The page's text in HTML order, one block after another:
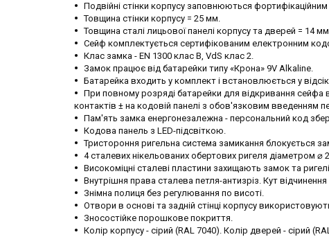
Подвійні стінки корпусу заповнюються
Товщина стінки корпусу = 25 мм.
Товщина сталі лицьової панелі корпусу та дверей = 14
Сейф комплектується сертифікованим електронним
Клас замка - EN 1300 клас B, VdS клас 2.
Замок працює від батарейки типу «Крона» 9V Alkaline.
Батарейка входить у комплект і встановлюється у
При повному розряді батарейки для відкривання сейфа
контактів ± на кодовій панелі з обов'язковим введенням
Пам'ять замка енергонезалежна - персональний код
Кодова панель з LED-підсвіткою.
Тристороння ригельна система замикання
4 сталевих нікельованих обертових ригеля діаметром ⌀
Високоміцні сталеві пластини захищають замок та
Внутрішня права сталева петля-антизріз. Кут
Знімна полиця без регулювання по висоті.
Отвори в основі та задній стінці корпусу
Зносостійке порошкове покриття.
Колір корпусу - сірий (RAL 7040). Колір дверей - сірий